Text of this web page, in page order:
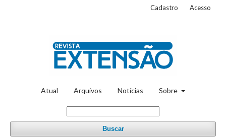
Atual Arquivos Notícias Sobre
Buscar
Cadastro Acesso